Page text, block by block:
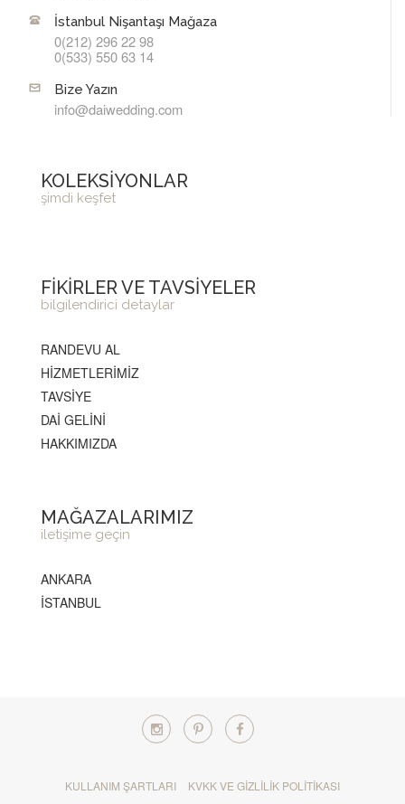
İstanbul Nişantaşı Mağaza
0(212) 296 22 98
0(533) 550 63 14
Bize Yazın
info@daiwedding.com
KOLEKSİYONLAR
şimdi keşfet
FİKİRLER VE TAVSİYELER
bilgilendirici detaylar
RANDEVU AL
HİZMETLERİMİZ
TAVSİYE
DAİ GELİNİ
HAKKIMIZDA
MAĞAZALARIMIZ
iletişime geçin
ANKARA
İSTANBUL
KULLANIM ŞARTLARI KVKK VE GIZLILIK POLITIKASI